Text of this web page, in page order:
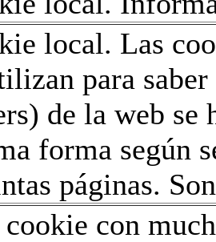
local. Las
para
de la web se
forma según
páginas.
con